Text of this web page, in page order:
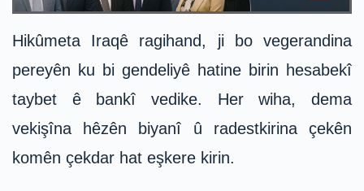
Hikûmeta Iraqê ragihand, ji bo vegerandina
pereyên ku bi gendeliyê hatine birin hesabekî
taybet ê bankî vedike. Her wiha, dema
vekişîna hêzên biyanî û radestkirina çekên
komên çekdar hat eşkere kirin.